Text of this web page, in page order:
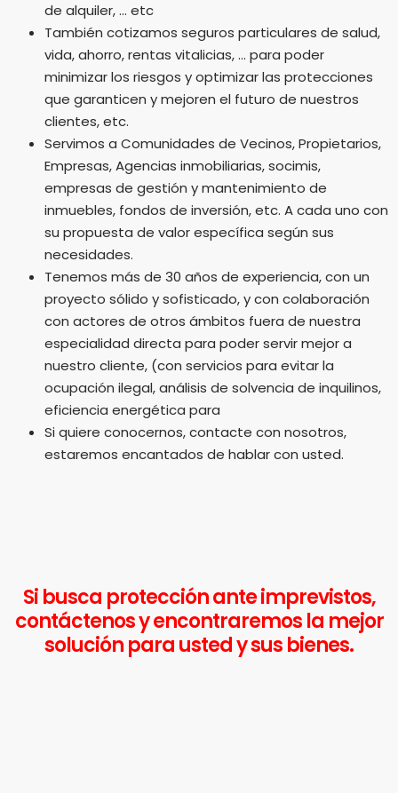
de alquiler, … etc
También cotizamos seguros particulares de salud,
vida, ahorro, rentas vitalicias, … para poder
minimizar los riesgos y optimizar las protecciones
que garanticen y mejoren el futuro de nuestros
clientes, etc.
Servimos a Comunidades de Vecinos, Propietarios,
Empresas, Agencias inmobiliarias, socimis,
empresas de gestión y mantenimiento de
inmuebles, fondos de inversión, etc. A cada uno con
su propuesta de valor específica según sus
necesidades.
Tenemos más de 30 años de experiencia, con un
proyecto sólido y sofisticado, y con colaboración
con actores de otros ámbitos fuera de nuestra
especialidad directa para poder servir mejor a
nuestro cliente, (con servicios para evitar la
ocupación ilegal, análisis de solvencia de inquilinos,
eficiencia energética para
Si quiere conocernos, contacte con nosotros,
estaremos encantados de hablar con usted.
Si busca protección ante imprevistos,
contáctenos y encontraremos la mejor
solución para usted y sus bienes.